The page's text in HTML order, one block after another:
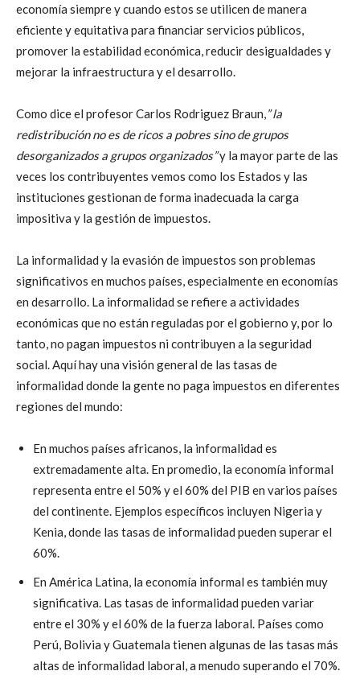
economía siempre y cuando estos se utilicen de manera
eficiente y equitativa para financiar servicios públicos,
promover la estabilidad económica, reducir desigualdades y
mejorar la infraestructura y el desarrollo.
Como dice el profesor Carlos Rodriguez Braun,” la
redistribución no es de ricos a pobres sino de grupos
desorganizados a grupos organizados”y la mayor parte de las
veces los contribuyentes vemos como los Estados y las
instituciones gestionan de forma inadecuada la carga
impositiva y la gestión de impuestos.
La informalidad y la evasión de impuestos son problemas
significativos en muchos países, especialmente en economías
en desarrollo. La informalidad se refiere a actividades
económicas que no están reguladas por el gobierno y, por lo
tanto, no pagan impuestos ni contribuyen a la seguridad
social. Aquí hay una visión general de las tasas de
informalidad donde la gente no paga impuestos en diferentes
regiones del mundo:
En muchos países africanos, la informalidad es
extremadamente alta. En promedio, la economía informal
representa entre el 50% y el 60% del PIB en varios países
del continente. Ejemplos específicos incluyen Nigeria y
Kenia, donde las tasas de informalidad pueden superar el
60%.
En América Latina, la economía informal es también muy
significativa. Las tasas de informalidad pueden variar
entre el 30% y el 60% de la fuerza laboral. Países como
Perú, Bolivia y Guatemala tienen algunas de las tasas más
altas de informalidad laboral, a menudo superando el 70%.